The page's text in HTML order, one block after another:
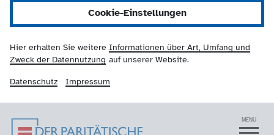
Cookie-Einstellungen
Hier erhalten Sie weitere Informationen über Art, Umfang und
Zweck der Datennutzung auf unserer Website.
Datenschutz Impressum
Der Paritätische NRW
Navigation MENÜ